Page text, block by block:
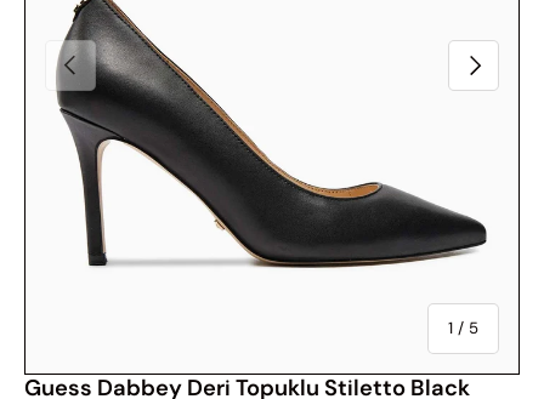
Önceki
1 / Of
5
Sonraki
Guess Dabbey Deri Topuklu Stiletto Black